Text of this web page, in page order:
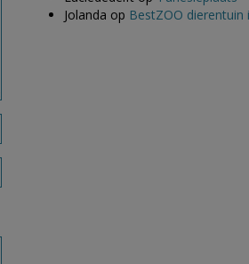
Jolanda op BestZOO dierentuin